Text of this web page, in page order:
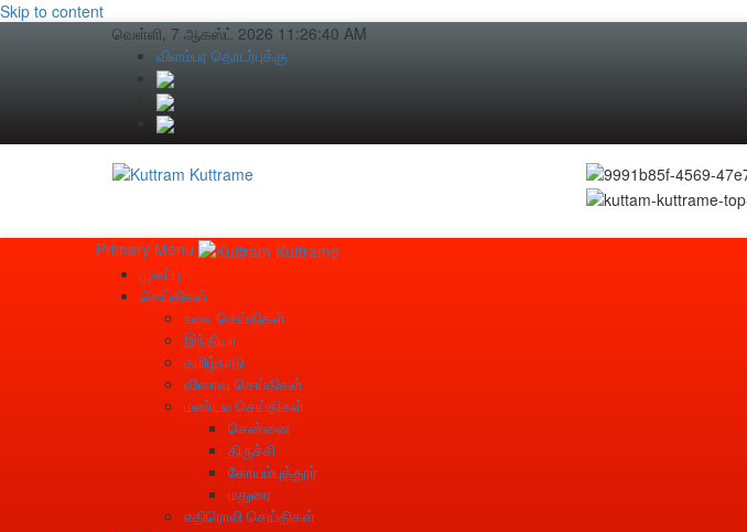
Skip to content
வெள்ளி, 7 ஆகஸ்ட் 2026 11:26:41 AM
விளம்பர தொடர்புக்கு
Primary Menu
முகப்பு
செய்திகள்
உலக செய்திகள்
இந்தியா
தமிழ்நாடு
விரைவு செய்திகள்
மண்டல செய்திகள்
சென்னை
திருச்சி
கோயம்புத்தூர்
மதுரை
எதிரொலி செய்திகள்